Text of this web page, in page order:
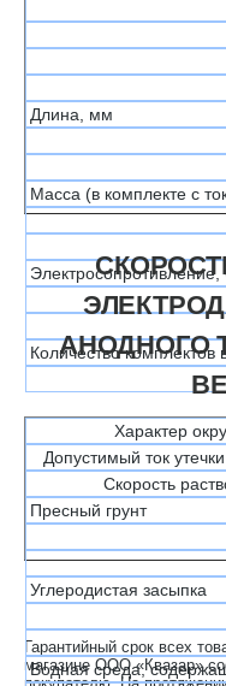
Длина, мм
Масса (в комплекте с
Количество комплектов
АНОДНОГО
Характер
Допустимый ток
Скорость
Пресный грунт
Углеродистая засыпка
Водная среда,
Гарантийный срок всех
магазине ООО «Квазар»